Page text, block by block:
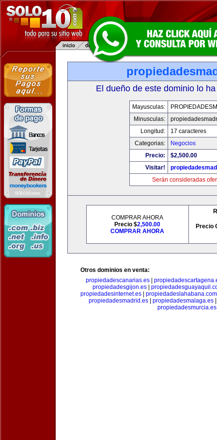
El dueño de este dominio lo
Mayusculas:
Minusculas:
Longitud:
17 caracteres
Categorias:
Negocios
Precio:
$2,500.00
Visitar!
Serán consideradas
COMPRAR AHORA
Precio $2,500.00
COMPRAR AHORA
Precio
Otros dominios en venta:
propiedadescanarias.es|
propiedadesgijon.es
propiedadesinternet.es
propiedadeslahabana.com
propiedadesmadrid.es
propiedadesmalaga.es
propiedadesmurcia.es